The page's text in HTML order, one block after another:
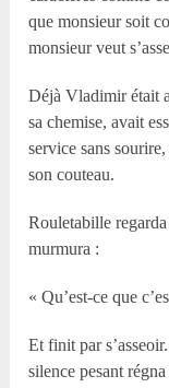
que monsieur soit
monsieur veut
Déjà Vladimir était
sa chemise, avait
service sans
son couteau.
Rouletabille
murmura :
« Qu’est-ce que
Et finit par
silence pesant